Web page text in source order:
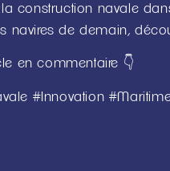
construction navale
navires de demain,
en commentaire 👇
#Innovation